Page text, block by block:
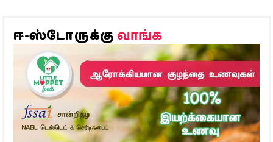
ஈ-ஸ்டோருக்குவாங்க